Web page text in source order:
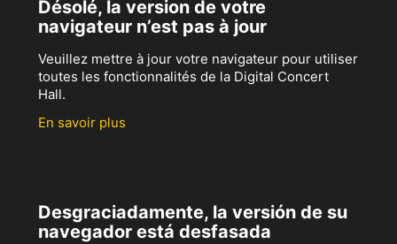
Désolé, la version de votre
navigateur n’est pas à jour
Veuillez mettre à jour votre navigateur pour utiliser
toutes les fonctionnalités de la Digital Concert
Hall.
En savoir plus
Desgraciadamente, la versión de su
navegador está desfasada